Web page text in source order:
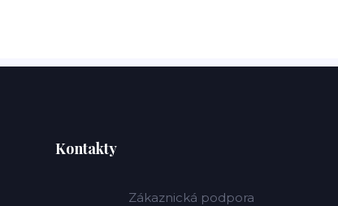
Kontakty
Zákaznická podpora